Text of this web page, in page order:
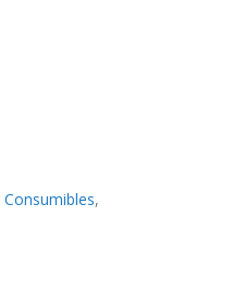
Consumibles,